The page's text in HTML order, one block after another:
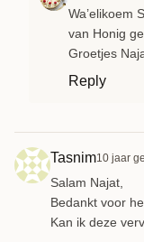
Wa’elikoem
van Honig
Groetjes
Reply
Tasnim10 jaar
Salam Najat,
Bedankt voor
Kan ik deze